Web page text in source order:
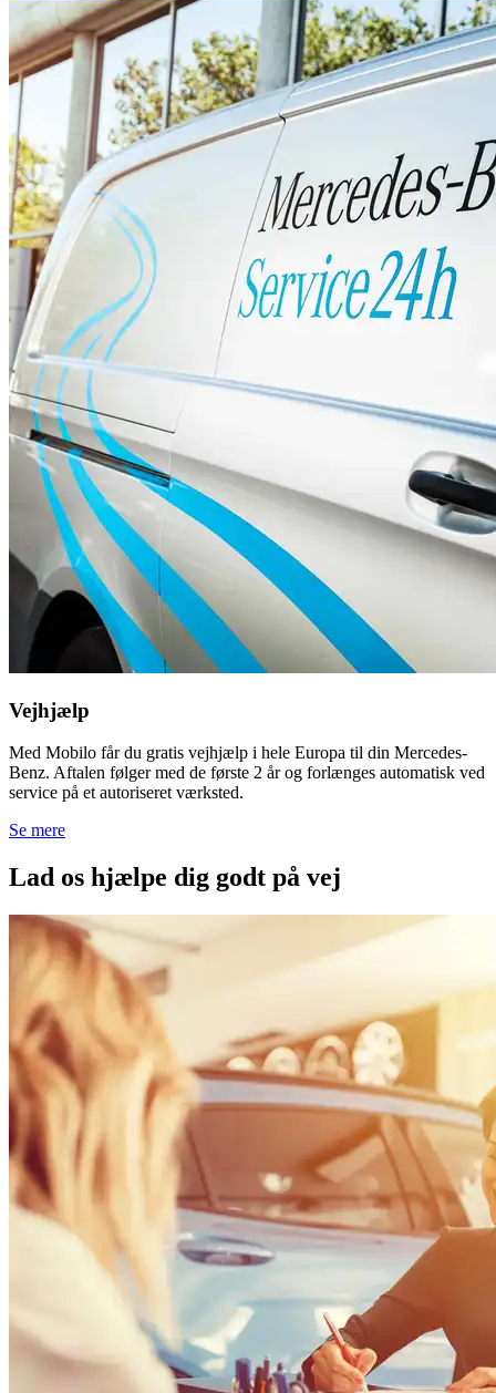
Vejhjælp
Med Mobilo får du gratis vejhjælp i hele Europa til din Mercedes-
Benz. Aftalen følger med de første 2 år og forlænges automatisk ved
service på et autoriseret værksted.
Se mere
Lad os hjælpe dig godt på vej